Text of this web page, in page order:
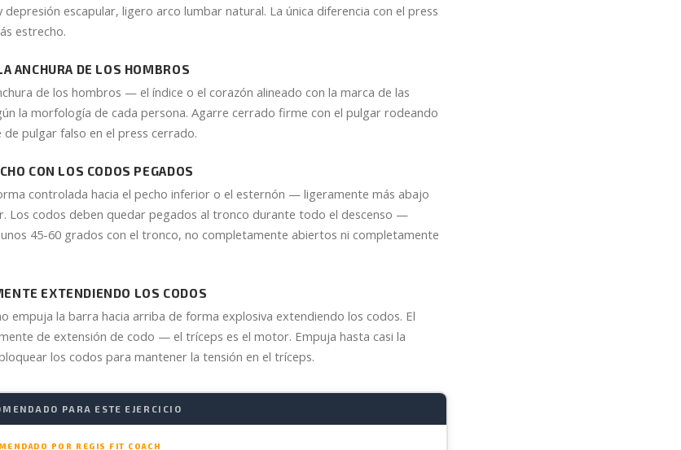
depresión escapular, ligero arco lumbar natural. La única diferencia con el press
estrecho.
ANCHURA DE LOS HOMBROS
de los hombros — el índice o el corazón alineado con la marca de las
la morfología de cada persona. Agarre cerrado firme con el pulgar rodeando
pulgar falso en el press cerrado.
CON LOS CODOS PEGADOS
controlada hacia el pecho inferior o el esternón — ligeramente más abajo
Los codos deben quedar pegados al tronco durante todo el descenso —
45-60 grados con el tronco, no completamente abiertos ni completamente
EXTENDIENDO LOS CODOS
empuja la barra hacia arriba de forma explosiva extendiendo los codos. El
de extensión de codo — el tríceps es el motor. Empuja hasta casi la
los codos para mantener la tensión en el tríceps.
PARA ESTE EJERCICIO
POR REGIS FIT COACH